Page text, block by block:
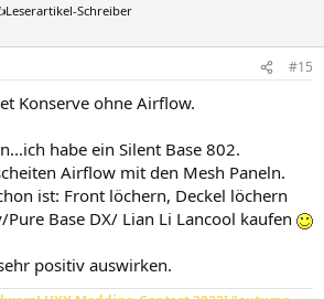
Schreiber
#15
Konserve ohne Airflow.
habe ein Silent Base 802.
Airflow mit den Mesh Paneln.
ist: Front löchern, Deckel löchern
Base DX/ Lian Li Lancool kaufen
positiv auswirken.